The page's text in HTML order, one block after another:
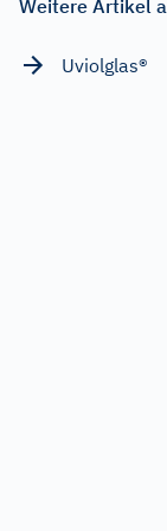
Weitere Artikel
Uviolglas®